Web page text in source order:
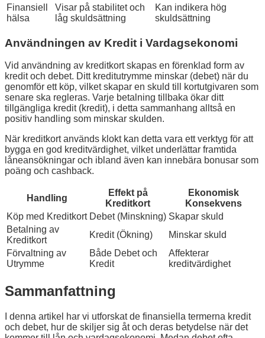
Finansiell
hälsa
Visar på stabilitet och
låg skuldsättning
Kan indikera hög
skuldsättning
Användningen av Kredit i Vardagsekonomi
Vid användning av kreditkort skapas en förenklad form av
kredit och debet. Ditt kreditutrymme minskar (debet) när du
genomför ett köp, vilket skapar en skuld till kortutgivaren som
senare ska regleras. Varje betalning tillbaka ökar ditt
tillgängliga kredit (kredit), i detta sammanhang alltså en
positiv handling som minskar skulden.
När kreditkort används klokt kan detta vara ett verktyg för att
bygga en god kreditvärdighet, vilket underlättar framtida
låneansökningar och ibland även kan innebära bonusar som
poäng och cashback.
Handling
Effekt på
Kreditkort
Ekonomisk
Konsekvens
Köp med Kreditkort Debet (Minskning) Skapar skuld
Betalning av
Kreditkort
Kredit (Ökning)
Minskar skuld
Förvaltning av
Utrymme
Både Debet och
Kredit
Affekterar
kreditvärdighet
Sammanfattning
I denna artikel har vi utforskat de finansiella termerna kredit
och debet, hur de skiljer sig åt och deras betydelse när det